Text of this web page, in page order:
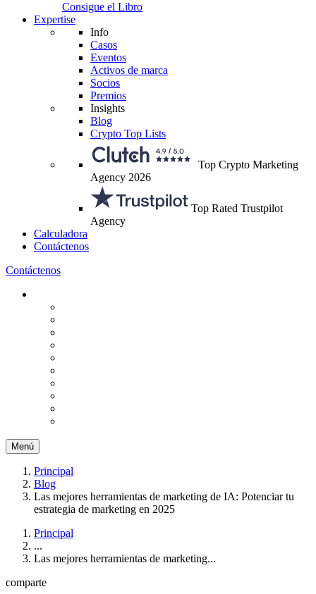
Consigue el Libro
Expertise
Info
Casos
Eventos
Activos de marca
Socios
Premios
Insights
Blog
Crypto Top Lists
Top Crypto Marketing
Agency 2026
Top Rated Trustpilot
Agency
Calculadora
Contáctenos
Contáctenos
Menú
Principal
Blog
Las mejores herramientas de marketing de IA: Potenciar tu
estrategia de marketing en 2025
Principal
...
Las mejores herramientas de marketing...
comparte